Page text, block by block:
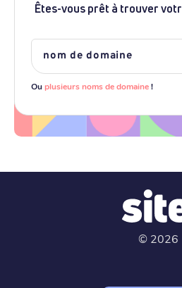
Êtes-vous prêt à trouver
Ouplusieurs noms de domaine!
© 2026